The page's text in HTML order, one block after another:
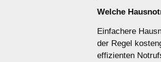
Welche
Einfachere
der Regel
effizienten